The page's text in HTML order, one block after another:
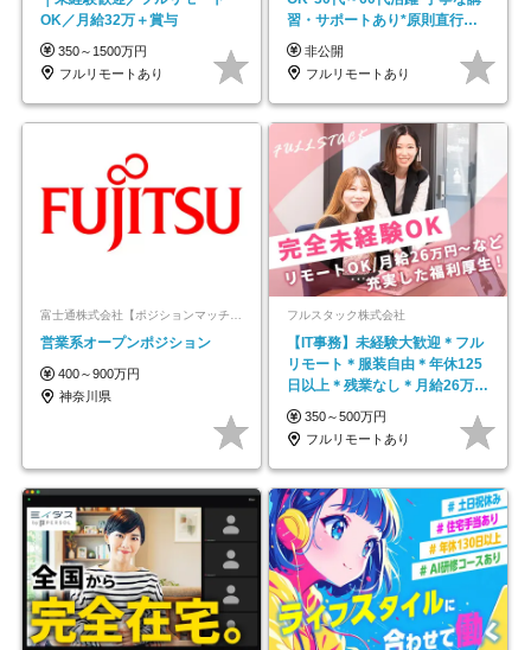
OK／月給32万＋賞与
350～1500万円
フルリモートあり
習・サポートあり*原則直行直
帰／全国募集・業務委託
非公開
フルリモートあり
富士通株式会社【ポジションマッチ登録】
営業系オープンポジション
400～900万円
神奈川県
フルスタック株式会社
【IT事務】未経験大歓迎＊フル
リモート＊服装自由＊年休125
日以上＊残業なし＊月給26万円
以上
350～500万円
フルリモートあり